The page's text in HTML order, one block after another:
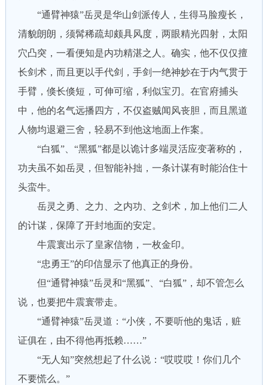
“通臂神猿”岳灵是华山剑派传人，生得马脸瘦长，
清貌朗朗，须髯稀疏却颇具风度，两眼精光四射，太阳
穴凸突，一看便知是内功精湛之人。确实，他不仅仅擅
长剑术，而且更以手代剑，手剑一绝神妙在于内气贯于
手臂，倏长倏短，可伸可缩，利似宝刃。在官府捕头
中，他的名气远播四方，不仅盗贼闻风丧胆，而且黑道
人物均退避三舍，轻易不到他这地面上作案。
“白狐”、“黑狐”都是以诡计多端灵活应变著称的，
功夫虽不如岳灵，但智能补拙，一条计谋有时能治住十
头蛮牛。
岳灵之勇、之力、之内功、之剑术，加上他们二人
的计谋，保障了开封地面的安定。
牛震寰出示了皇家信物，一枚金印。
“忠勇王”的印信显示了他真正的身份。
但“通臂神猿”岳灵和“黑狐”、“白狐”，却不管怎么
说，也要把牛震寰带走。
“通臂神猿”岳灵道：“小侠，不要听他的鬼话，赃
证俱在，由不得他再抵赖……”
“无人知”突然想起了什么说：“哎哎哎！你们几个
不要慌么。”